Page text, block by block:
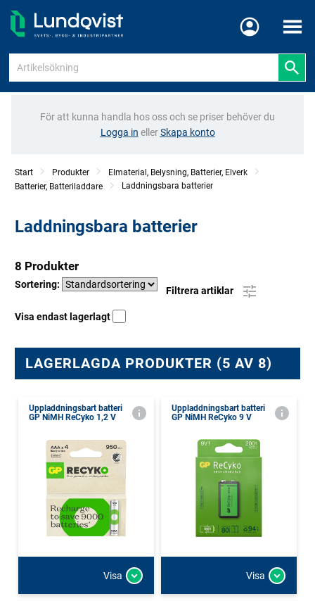
Meny
För att kunna handla hos oss och se priser behöver du
Logga in ellerSkapa konto
Start Produkter
Elmaterial, Belysning, Batterier, Elverk
Batterier, Batteriladdare
Laddningsbara batterier
Laddningsbara batterier
8 Produkter
Sortering:
Filtrera artiklar
Visa endast lagerlagt
LAGERLAGDA PRODUKTER (5 AV 8)
Uppladdningsbart batteri
GP NiMH ReCyko 1,2 V
Visa
Uppladdningsbart batteri
GP NiMH ReCyko 9 V
Visa